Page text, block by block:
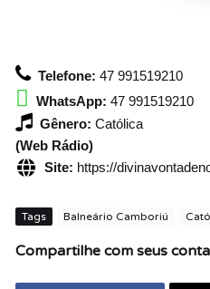
Telefone: 47 991519210
WhatsApp: 47 991519210
Gênero: Católica
(Web Rádio)
Site: https://
Tags Balneário Camboriú
Compartilhe com seus